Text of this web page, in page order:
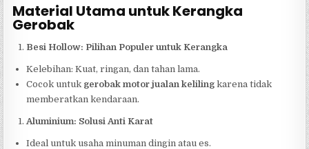
Material Utama untuk Kerangka
Gerobak
Besi Hollow: Pilihan Populer untuk Kerangka
Kelebihan: Kuat, ringan, dan tahan lama.
Cocok untuk gerobak motor jualan keliling karena tidak
memberatkan kendaraan.
Aluminium: Solusi Anti Karat
Ideal untuk usaha minuman dingin atau es.